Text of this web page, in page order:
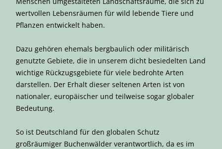
wertvollen Lebensräumen für wild lebende Tiere und
Pflanzen entwickelt haben.
Dazu gehören ehemals bergbaulich oder militärisch
genutzte Gebiete, die in unserem dicht besiedelten Land
wichtige Rückzugsgebiete für viele bedrohte Arten
darstellen. Der Erhalt dieser seltenen Arten ist von
nationaler, europäischer und teilweise sogar globaler
Bedeutung.
So ist Deutschland für den globalen Schutz
großräumiger Buchenwälder verantwortlich, da es im